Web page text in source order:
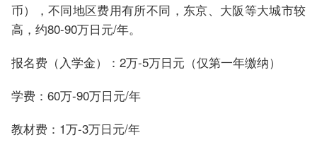
币），不同地区费用有所不同，东京、大阪等大城市较
高，约80-90万日元/年。
报名费（入学金）：2万-5万日元（仅第一年缴纳）
学费：60万-90万日元/年
教材费：1万-3万日元/年